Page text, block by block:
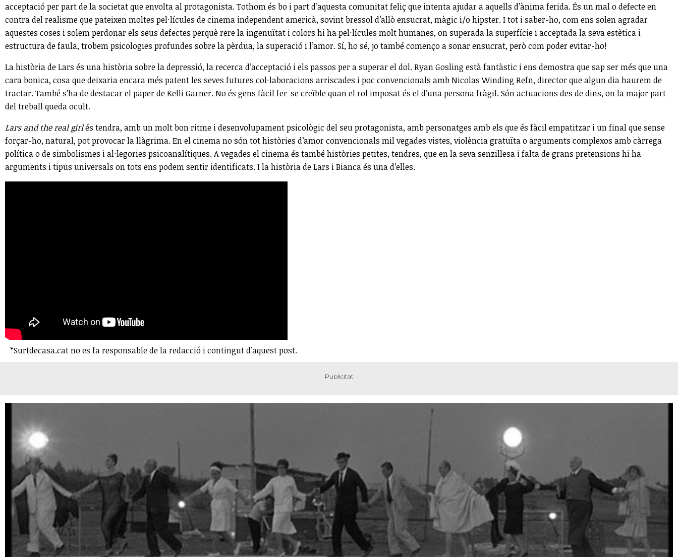
acceptació per part de la societat que envolta al protagonista. Tothom és bo i part d’aquesta comunitat feliç que intenta ajudar a aquells d’ànima ferida. És un mal o defecte en
contra del realisme que pateixen moltes pel·lícules de cinema independent americà, sovint bressol d’allò ensucrat, màgic i/o hipster. I tot i saber-ho, com ens solen agradar
aquestes coses i solem perdonar els seus defectes perquè rere la ingenuïtat i colors hi ha pel·lícules molt humanes, on superada la superfície i acceptada la seva estètica i
estructura de faula, trobem psicologies profundes sobre la pèrdua, la superació i l’amor. Sí, ho sé, jo també començo a sonar ensucrat, però com poder evitar-ho!
La història de Lars és una història sobre la depressió, la recerca d’acceptació i els passos per a superar el dol. Ryan Gosling està fantàstic i ens demostra que sap ser més que una
cara bonica, cosa que deixaria encara més patent les seves futures col·laboracions arriscades i poc convencionals amb Nicolas Winding Refn, director que algun dia haurem de
tractar. També s’ha de destacar el paper de Kelli Garner. No és gens fàcil fer-se creïble quan el rol imposat és el d’una persona fràgil. Són actuacions des de dins, on la major part
del treball queda ocult.
Lars and the real girlés tendra, amb un molt bon ritme i desenvolupament psicològic del seu protagonista, amb personatges amb els que és fàcil empatitzar i un final que sense
forçar-ho, natural, pot provocar la llàgrima. En el cinema no són tot històries d’amor convencionals mil vegades vistes, violència gratuïta o arguments complexos amb càrrega
política o de simbolismes i al·legories psicoanalítiques. A vegades el cinema és també històries petites, tendres, que en la seva senzillesa i falta de grans pretensions hi ha
arguments i tipus universals on tots ens podem sentir identificats. I la història de Lars i Bianca és una d’elles.
*Surtdecasa.cat no es fa responsable de la redacció i contingut d'aquest post.